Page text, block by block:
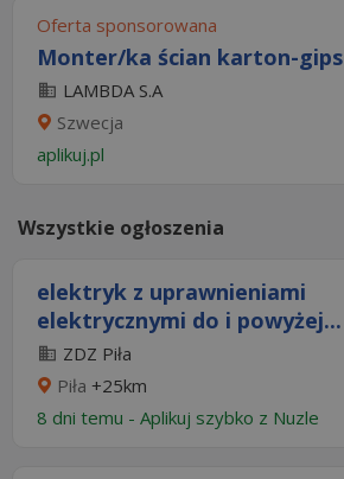
Oferta sponsorowana
Monter/ka ścian karton-gips
LAMBDA S.A
Szwecja
aplikuj.pl
Wszystkie ogłoszenia
elektryk z uprawnieniami
elektrycznymi do i powyżej...
ZDZ Piła
Piła +25km
8 dni temu - Aplikuj szybko z Nuzle